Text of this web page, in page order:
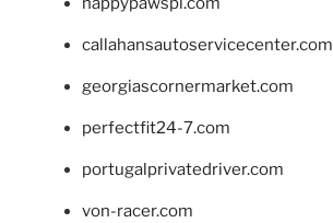
callahansautoservicecenter.com
georgiascornermarket.com
perfectfit24-7.com
portugalprivatedriver.com
von-racer.com